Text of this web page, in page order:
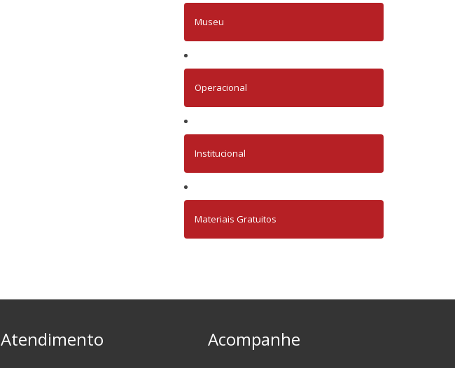
Museu
Operacional
Institucional
Materiais Gratuitos
Atendimento Acompanhe